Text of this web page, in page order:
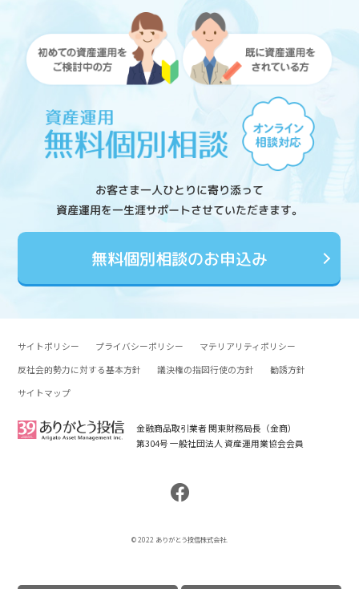
お客さま一人ひとりに寄り添って
資産運用を一生涯サポートさせていただきます。
無料個別相談のお申込み
サイトポリシー プライバシーポリシー
マテリアリティポリシー
反社会的勢力に対する基本方針
議決権の指図行使の方針
勧誘方針
サイトマップ
金融商品取引業者 関東財務局長（金商）
第304号 一般社団法人 資産運用業協会会員
© 2022 ありがとう投信株式会社.